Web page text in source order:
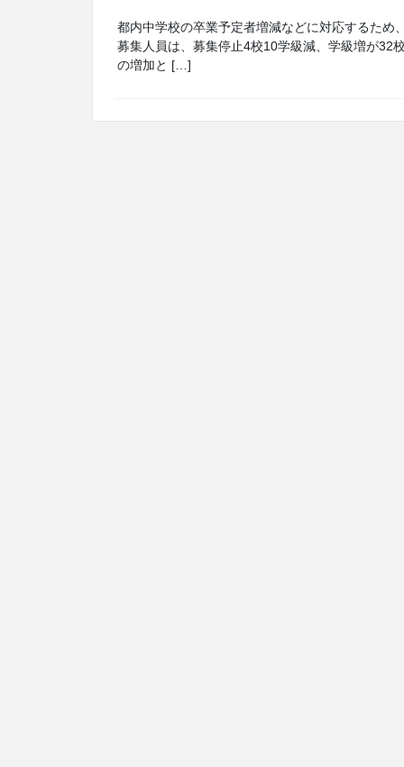
都内中学校の卒業予定者増減などに対応するため
募集人員は、募集停止4校10学級減、学級増が32
の増加と […]